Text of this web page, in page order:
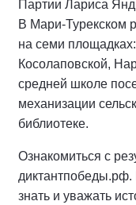
Партии Лариса
В Мари-Турекском
на семи
Косолаповской,
средней школе
механизации
библиотеке.
Ознакомиться с
диктантпобеды.рф.
знать и уважать